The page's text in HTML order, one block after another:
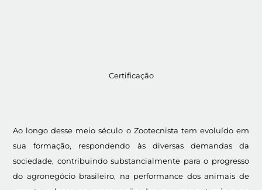
Certificação
Ao longo desse meio século o Zootecnista tem evoluído em
sua formação, respondendo às diversas demandas da
sociedade, contribuindo substancialmente para o progresso
do agronegócio brasileiro, na performance dos animais de